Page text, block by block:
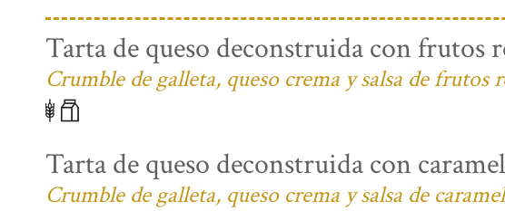
Tarta de queso deconstruida con frutos
Crumble de galleta, queso crema y salsa de frutos
Tarta de queso deconstruida con
Crumble de galleta, queso crema y salsa de